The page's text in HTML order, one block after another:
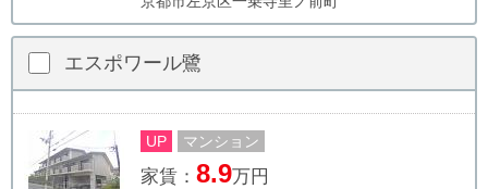
エスポワール鷺
UP マンション
家賃： 8.9万円